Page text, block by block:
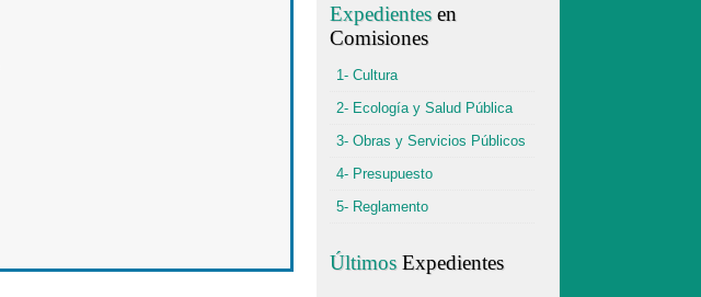
Expedientesen
Comisiones
1- Cultura
2- Ecología y Salud Pública
3- Obras y Servicios Públicos
4- Presupuesto
5- Reglamento
ÚltimosExpedientes